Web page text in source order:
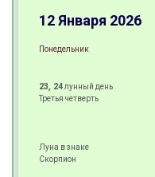
±
12 Января 2026
Понедельник
23, 24лунный день
Третья четверть
Луна в знаке
Скорпион